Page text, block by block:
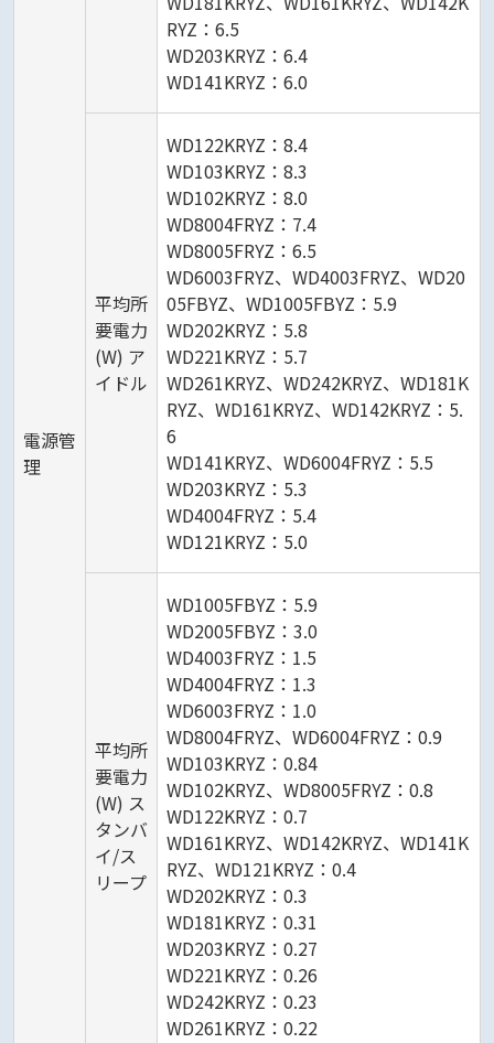
電源管
理
RYZ：6.5
WD203KRYZ：6.4
WD141KRYZ：6.0
平均所
要電力
(W) ア
イドル
WD122KRYZ：8.4
WD103KRYZ：8.3
WD102KRYZ：8.0
WD8004FRYZ：7.4
WD8005FRYZ：6.5
WD6003FRYZ、WD4003FRYZ、WD20
05FBYZ、WD1005FBYZ：5.9
WD202KRYZ：5.8
WD221KRYZ：5.7
WD261KRYZ、WD242KRYZ、WD181K
RYZ、WD161KRYZ、WD142KRYZ：5.
6
WD141KRYZ、WD6004FRYZ：5.5
WD203KRYZ：5.3
WD4004FRYZ：5.4
WD121KRYZ：5.0
平均所
要電力
(W) ス
タンバ
イ/ス
リープ
WD1005FBYZ：5.9
WD2005FBYZ：3.0
WD4003FRYZ：1.5
WD4004FRYZ：1.3
WD6003FRYZ：1.0
WD8004FRYZ、WD6004FRYZ：0.9
WD103KRYZ：0.84
WD102KRYZ、WD8005FRYZ：0.8
WD122KRYZ：0.7
WD161KRYZ、WD142KRYZ、WD141K
RYZ、WD121KRYZ：0.4
WD202KRYZ：0.3
WD181KRYZ：0.31
WD203KRYZ：0.27
WD221KRYZ：0.26
WD242KRYZ：0.23
WD261KRYZ：0.22